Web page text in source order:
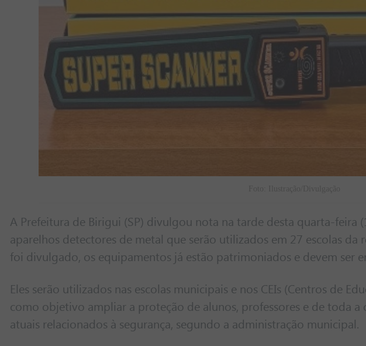
A Prefeitura de Birigui (SP) divulgou nota na tarde desta quarta-feira
aparelhos detectores de metal que serão utilizados em 27 escolas
foi divulgado, os equipamentos já estão patrimoniados e devem ser
Eles serão utilizados nas escolas municipais e nos CEIs (Centros de
como objetivo ampliar a proteção de alunos, professores e de toda a
atuais relacionados à segurança, segundo a administração municipal.